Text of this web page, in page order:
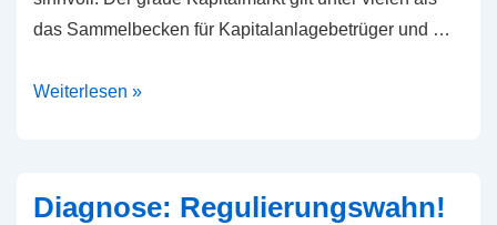
das Sammelbecken für Kapitalanlagebetrüger und …
Kriminalität
regulieren
Weiterlesen »
Diagnose: Regulierungswahn!